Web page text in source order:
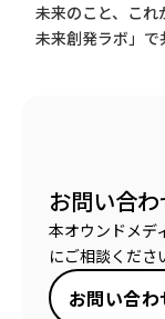
未来のこと、こ
未来創発ラボ」で
お問い合わ
本オウンドメデ
にご相談くださ
お問い合わ